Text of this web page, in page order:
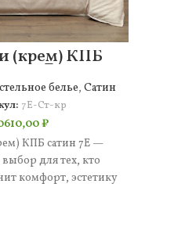
(крем) КПБ
7Е
белье, Сатин
7Е-Ст-кр
₽
КПБ сатин 7Е —
для тех, кто
комфорт, эстетику